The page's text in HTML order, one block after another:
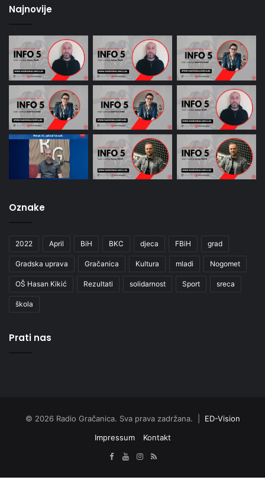
Najnovije
Oznake
2022 April BiH BKC djeca FBiH grad
Gradska uprava Gračanica Kultura mladi Nogomet
OŠ Hasan Kikić Rezultati solidarnost Sport sreca
škola
Prati nas
© 2026 Radio Gračanica. Sva prava zadržana. | ED-Vision
Impressum
Kontakt